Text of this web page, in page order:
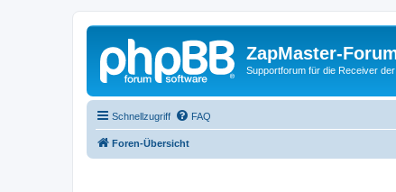
ZapMaster-
Supportforum für die Receiver
Schnellzugriff FAQ
Foren-Übersicht